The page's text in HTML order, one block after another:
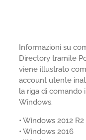
Informazioni su
Directory tramite
viene illustrato
account utente
la riga di
Windows.
• Windows 2012 R2
• Windows 2016